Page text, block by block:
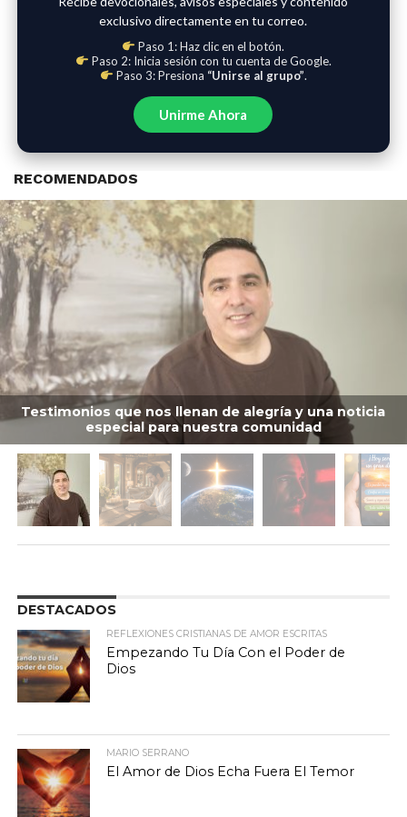
exclusivo directamente en tu correo.
Paso 1: Haz clic en el botón.
Paso 2: Inicia sesión con tu cuenta de Google.
Paso 3: Presiona “Unirse al grupo”.
Unirme Ahora
RECOMENDADOS
Testimonios que nos llenan de alegría y una noticia
especial para nuestra comunidad
DESTACADOS
REFLEXIONES CRISTIANAS DE AMOR ESCRITAS
Empezando Tu Día Con el Poder de
Dios
MARIO SERRANO
El Amor de Dios Echa Fuera El Temor